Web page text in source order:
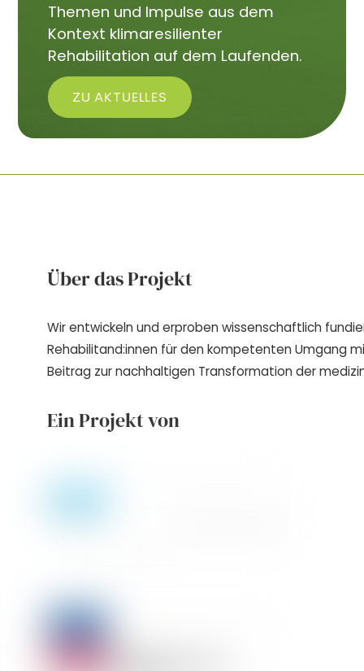
Themen und Impulse aus dem
Kontext klimaresilienter
Rehabilitation auf dem Laufenden.
ZU AKTUELLES
Über das Projekt
Wir entwickeln und erproben wissenschaftlich
Rehabilitand:innen für den kompetenten Umgang
Beitrag zur nachhaltigen Transformation der
Ein Projekt von